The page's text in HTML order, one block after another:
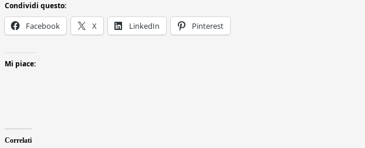
Condividi questo:
Facebook X LinkedIn Pinterest
Mi piace:
Correlati